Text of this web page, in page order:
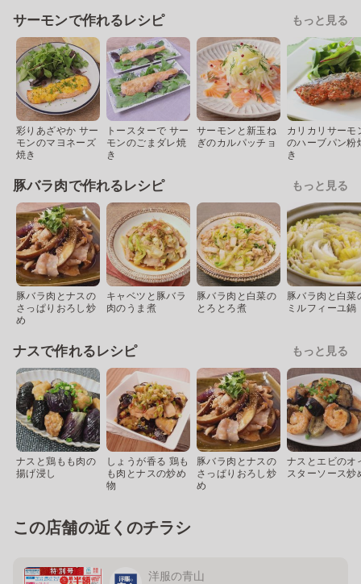
サーモンで作れるレシピ もっと見る
彩りあざやか サー
モンのマヨネーズ
焼き
トースターで サー
モンのごまダレ焼
き
サーモンと新玉ね
ぎのカルパッチョ
カリカリサーモ
のハーブパン粉
き
豚バラ肉で作れるレシピ もっと見る
豚バラ肉とナスの
さっぱりおろし炒
め
キャベツと豚バラ
肉のうま煮
豚バラ肉と白菜の
とろとろ煮
豚バラ肉と白菜
ミルフィーユ鍋
ナスで作れるレシピ もっと見る
ナスと鶏もも肉の
揚げ浸し
しょうが香る 鶏も
も肉とナスの炒め
物
豚バラ肉とナスの
さっぱりおろし炒
め
ナスとエビのオ
スターソース炒
この店舗の近くのチラシ
洋服の青山